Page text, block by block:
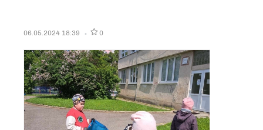
06.05.2024 18:39 0